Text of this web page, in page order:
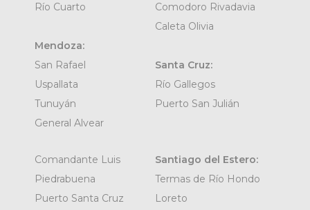
Río Cuarto
Mendoza:
San Rafael
Uspallata
Tunuyán
General Alvear
Comodoro Rivadavia
Caleta Olivia
Santa Cruz:
Río Gallegos
Puerto San Julián
Comandante Luis
Piedrabuena
Puerto Santa Cruz
Santiago del Estero:
Termas de Río Hondo
Loreto